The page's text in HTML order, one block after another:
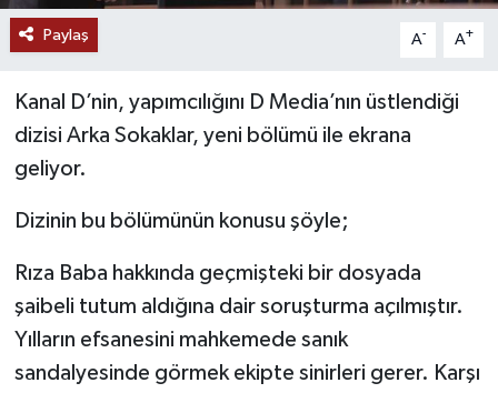
Paylaş A- A+
Kanal D’nin, yapımcılığını D Media’nın üstlendiği
dizisi Arka Sokaklar, yeni bölümü ile ekrana
geliyor.
Dizinin bu bölümünün konusu şöyle;
Rıza Baba hakkında geçmişteki bir dosyada
şaibeli tutum aldığına dair soruşturma açılmıştır.
Yılların efsanesini mahkemede sanık
sandalyesinde görmek ekipte sinirleri gerer. Karşı